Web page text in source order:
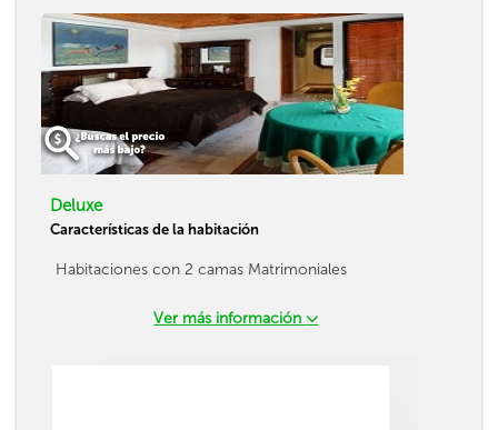
Deluxe
Características de la habitación
Habitaciones con 2 camas Matrimoniales
Ver más información